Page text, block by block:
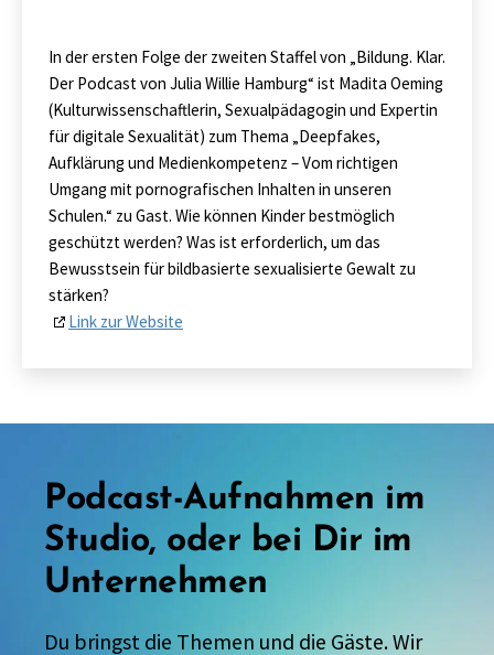
In der ersten Folge der zweiten Staffel von „Bildung. Klar.
Der Podcast von Julia Willie Hamburg“ ist Madita Oeming
(Kulturwissenschaftlerin, Sexualpädagogin und Expertin
für digitale Sexualität) zum Thema „Deepfakes,
Aufklärung und Medienkompetenz – Vom richtigen
Umgang mit pornografischen Inhalten in unseren
Schulen.“ zu Gast. Wie können Kinder bestmöglich
geschützt werden? Was ist erforderlich, um das
Bewusstsein für bildbasierte sexualisierte Gewalt zu
stärken?
Link zur Website
Podcast-Aufnahmen im
Studio, oder bei Dir im
Unternehmen
Du bringst die Themen und die Gäste. Wir